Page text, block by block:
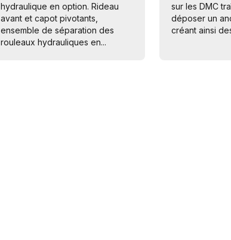
hydraulique en option. Rideau
avant et capot pivotants,
ensemble de séparation des
rouleaux hydrauliques en...
sur les DMC
déposer un
créant ainsi